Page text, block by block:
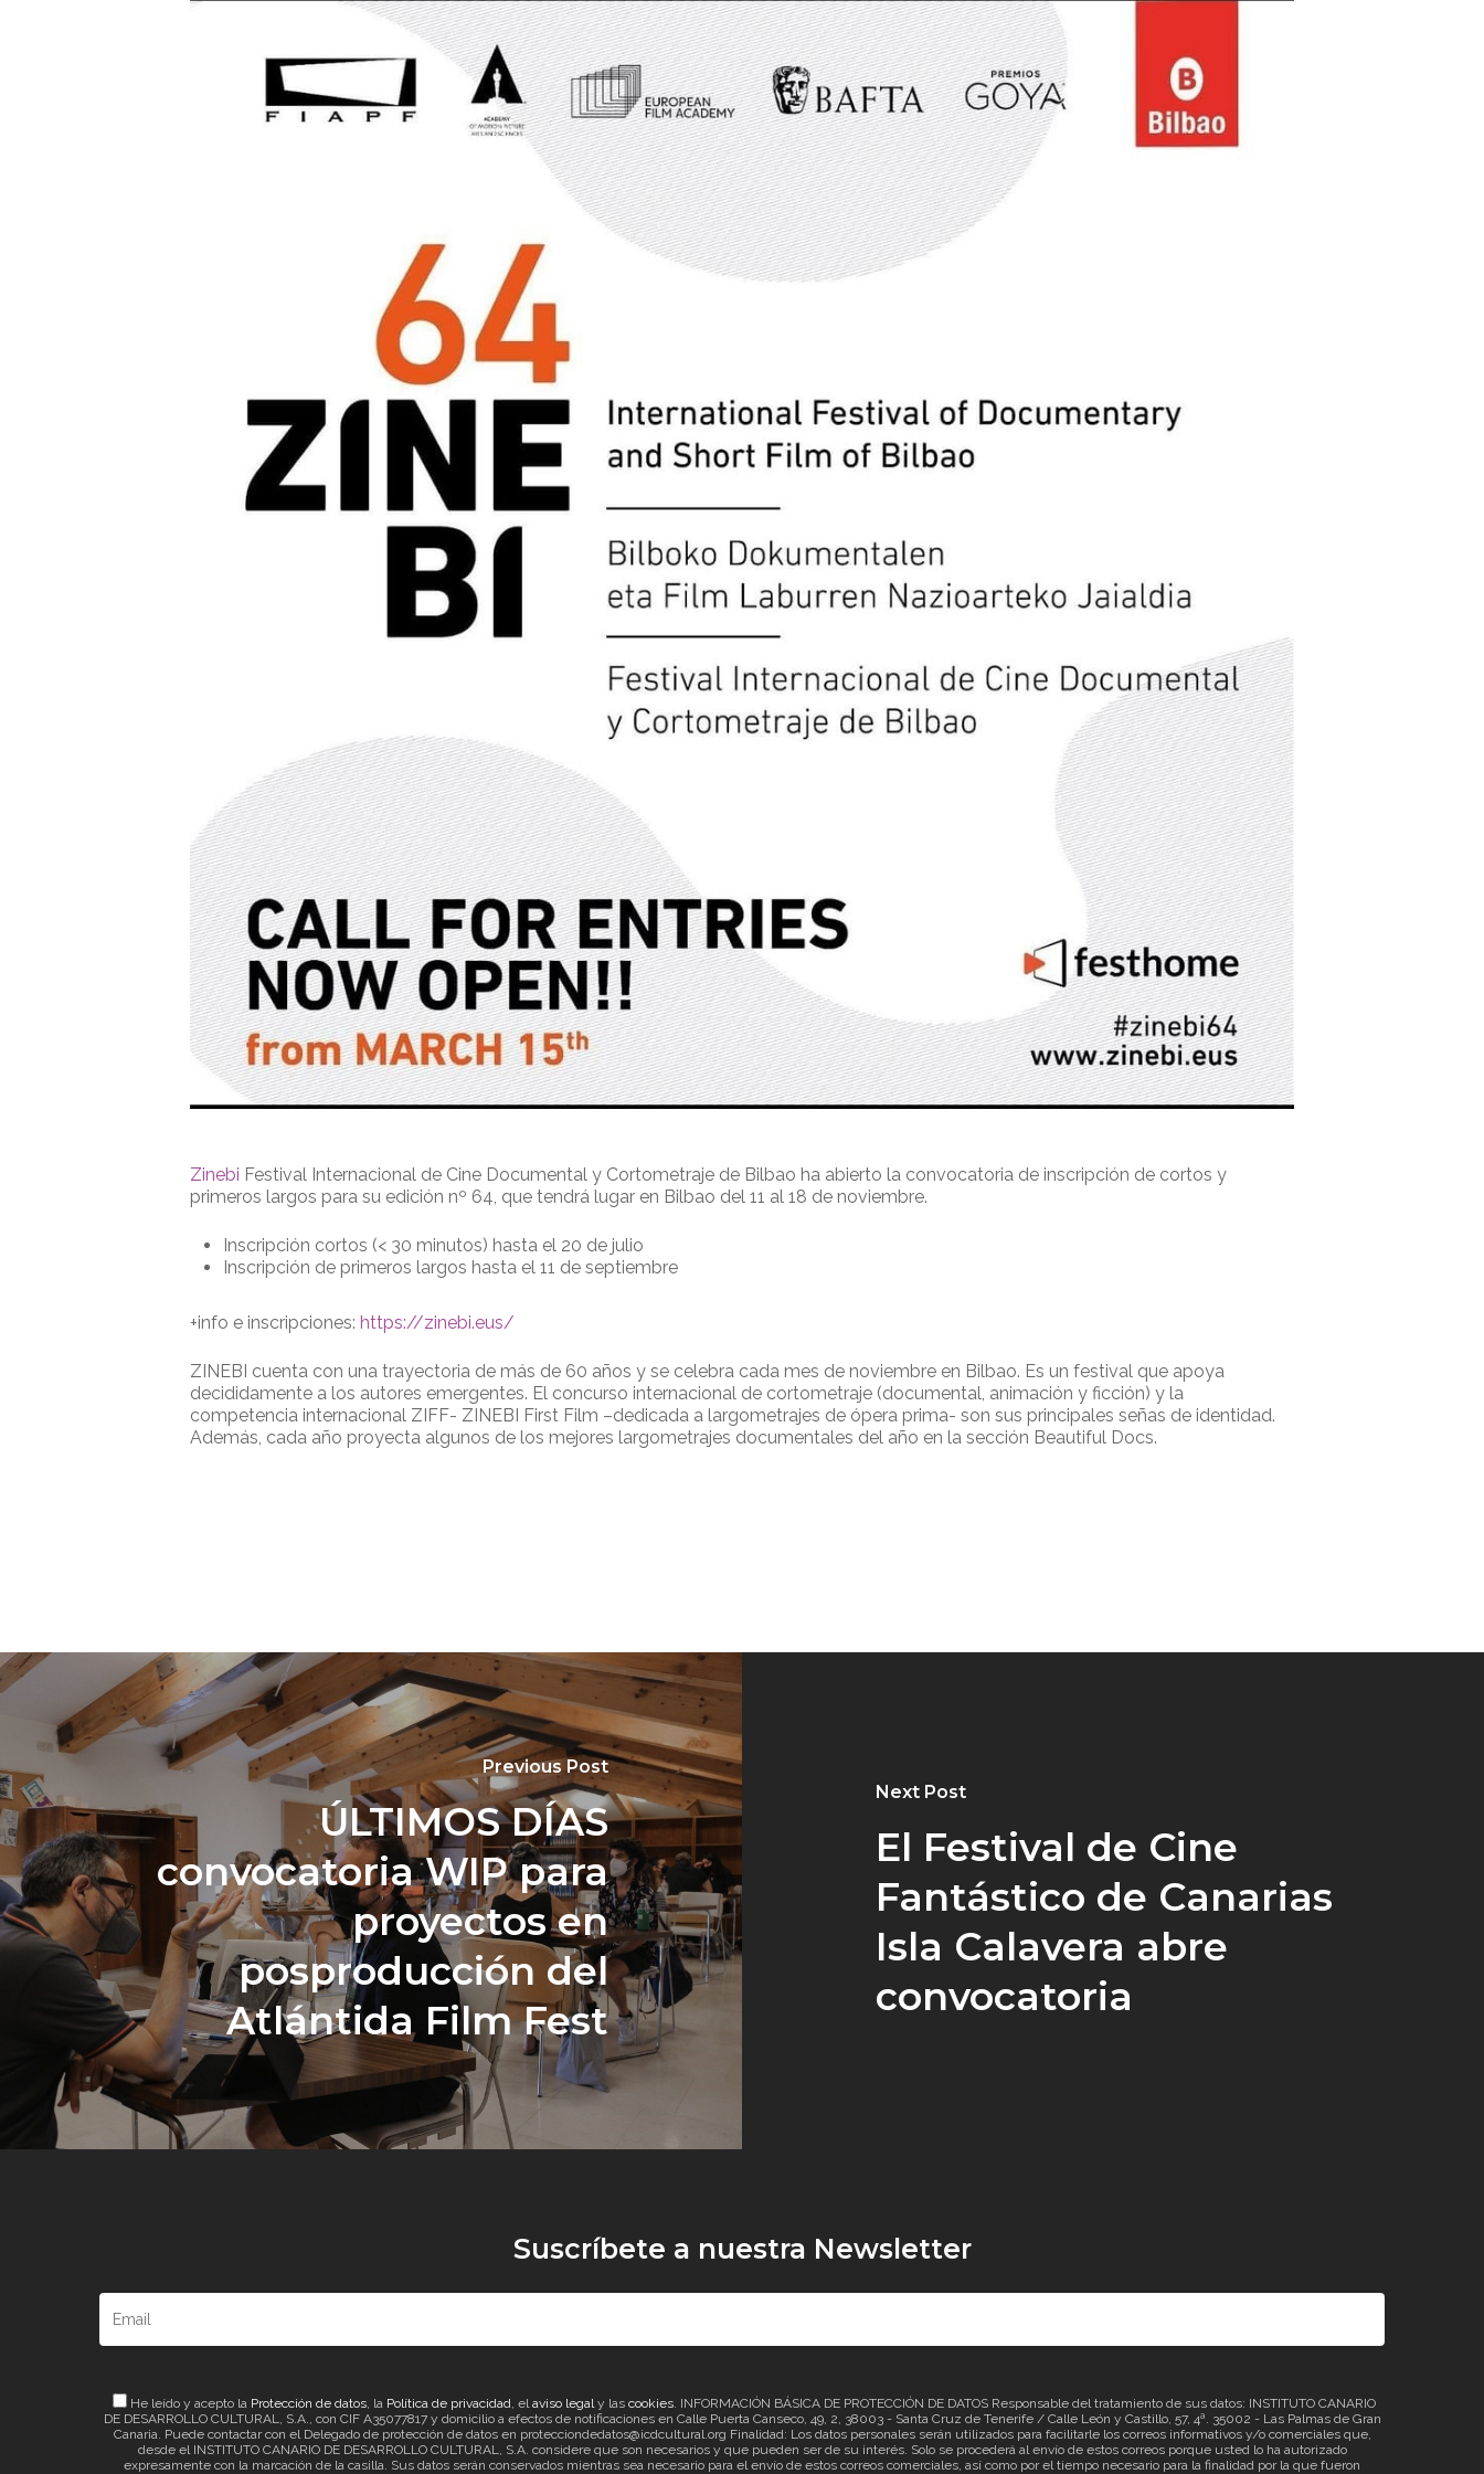
Zinebi Festival Internacional de Cine Documental y Cortometraje de Bilbao ha abierto la convocatoria de inscripción de cortos y
primeros largos para su edición nº 64, que tendrá lugar en Bilbao del 11 al 18 de noviembre.
Inscripción cortos (< 30 minutos) hasta el 20 de julio
Inscripción de primeros largos hasta el 11 de septiembre
+info e inscripciones: https://zinebi.eus/
ZINEBI cuenta con una trayectoria de más de 60 años y se celebra cada mes de noviembre en Bilbao. Es un festival que apoya
decididamente a los autores emergentes. El concurso internacional de cortometraje (documental, animación y ficción) y la
competencia internacional ZIFF- ZINEBI First Film –dedicada a largometrajes de ópera prima- son sus principales señas de identidad.
Además, cada año proyecta algunos de los mejores largometrajes documentales del año en la sección Beautiful Docs.
Previous Post
ÚLTIMOS DÍAS
convocatoria WIP para
proyectos en
posproducción del
Atlántida Film Fest
Next Post
El Festival de Cine
Fantástico de Canarias
Isla Calavera abre
convocatoria
Suscríbete a nuestra Newsletter
He leído y acepto la Protección de datos, la Política de privacidad, elaviso legaly las cookies. INFORMACIÓN BÁSICA DE PROTECCIÓN DE DATOS Responsable del tratamiento de sus datos: INSTITUTO CANARIO
DE DESARROLLO CULTURAL, S.A., con CIF A35077817 y domicilio a efectos de notificaciones en Calle Puerta Canseco, 49, 2, 38003 - Santa Cruz de Tenerife / Calle León y Castillo, 57, 4ª. 35002 - Las Palmas de Gran
Canaria. Puede contactar con el Delegado de protección de datos en protecciondedatos@icdcultural.org Finalidad: Los datos personales serán utilizados para facilitarle los correos informativos y/o comerciales que,
desde el INSTITUTO CANARIO DE DESARROLLO CULTURAL, S.A. considere que son necesarios y que pueden ser de su interés. Solo se procederá al envío de estos correos porque usted lo ha autorizado
expresamente con la marcación de la casilla. Sus datos serán conservados mientras sea necesario para el envío de estos correos comerciales, así como por el tiempo necesario para la finalidad por la que fueron